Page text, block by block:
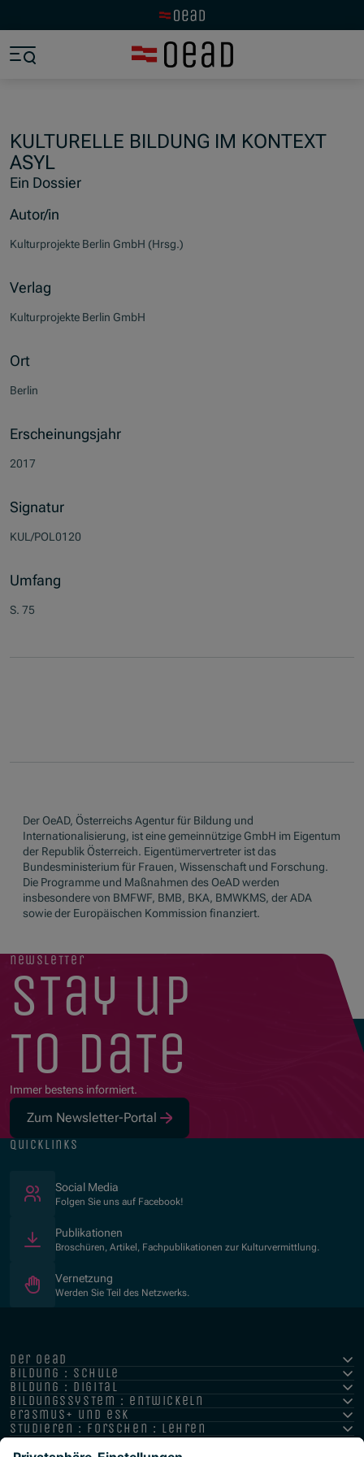
KULTURELLE BILDUNG IM KONTEXT
ASYL
Ein Dossier
Autor/in
Kulturprojekte Berlin GmbH (Hrsg.)
Verlag
Kulturprojekte Berlin GmbH
Ort
Berlin
Erscheinungsjahr
2017
Signatur
KUL/POL0120
Umfang
S. 75
Der OeAD, Österreichs Agentur für Bildung und
Internationalisierung, ist eine gemeinnützige GmbH im Eigentum
der Republik Österreich. Eigentümervertreter ist das
Bundesministerium für Frauen, Wissenschaft und Forschung.
Die Programme und Maßnahmen des OeAD werden
insbesondere von BMFWF, BMB, BKA, BMWKMS, der ADA
sowie der Europäischen Kommission finanziert.
newsletter
stay up
to date
Immer bestens informiert.
Zum Newsletter-Portal
quicklinks
Social Media
Folgen Sie uns auf Facebook!
Publikationen
Broschüren, Artikel, Fachpublikationen zur Kulturvermittlung.
Vernetzung
Werden Sie Teil des Netzwerks.
der oead
bildung : schule
bildung : digital
bildungssystem : entwickeln
erasmus+ und esk
studieren : forschen : lehren
hochschule : strategie : international